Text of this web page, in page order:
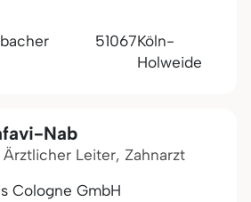
51067Köln-
Holweide
Nab
Leiter, Zahnarzt
Cologne GmbH